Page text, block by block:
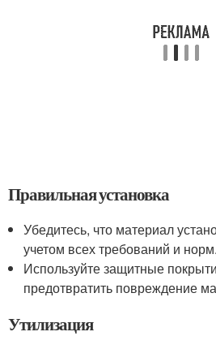
Правильная установка
Убедитесь, что материал
учетом всех требований и норм.
Используйте защитные
предотвратить повреждение
Утилизация